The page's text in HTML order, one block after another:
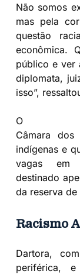
Não somos
mas pela
questão
econômica.
público e ver
diplomata,
isso”,
OProjeto de
Câmara
indígenas e
vagas em
destinado
da reserva
Racismo
Dartora,
periférica,